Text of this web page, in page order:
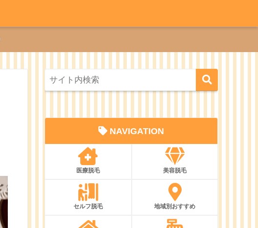
NAVIGATION
医療脱毛 美容脱毛
セルフ脱毛 地域別おすすめ